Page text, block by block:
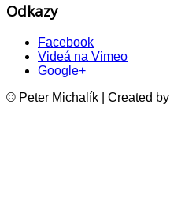
Odkazy
Facebook
Videá na Vimeo
Google+
© Peter Michalík | Created by